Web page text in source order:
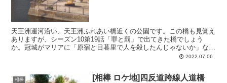
天王洲運河沿い、天王洲ふれあい橋近くの公園です。この橋も見覚え
ありますが、シーズン10第19話「罪と罰」で出てきた橋でしょう
か。冠城がマリアに「原宿と日暮里で人を殺したんじゃないか」など
と言った場所（シーズン18第14話「善悪の彼岸～ピエタ...2022.07.06
相棒 [相棒 ロケ地]四反道跨線人道橋